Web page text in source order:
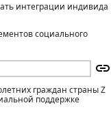
интеграции индивида
социального
граждан страны Z
поддержке